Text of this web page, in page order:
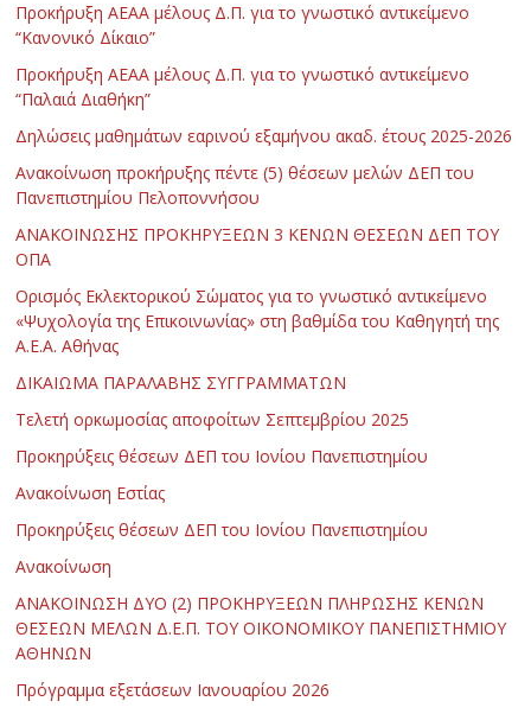
Προκήρυξη ΑΕΑΑ μέλους Δ.Π. για το γνωστικό αντικείμενο
“Κανονικό Δίκαιο”
Προκήρυξη ΑΕΑΑ μέλους Δ.Π. για το γνωστικό αντικείμενο
“Παλαιά Διαθήκη”
Δηλώσεις μαθημάτων εαρινού εξαμήνου ακαδ. έτους 2025-2026
Ανακοίνωση προκήρυξης πέντε (5) θέσεων μελών ΔΕΠ του
Πανεπιστημίου Πελοποννήσου
ΑΝΑΚΟΙΝΩΣΗΣ ΠΡΟΚΗΡΥΞΕΩΝ 3 ΚΕΝΩΝ ΘΕΣΕΩΝ ΔΕΠ ΤΟΥ
ΟΠΑ
Ορισμός Εκλεκτορικού Σώματος για το γνωστικό αντικείμενο
«Ψυχολογία της Επικοινωνίας» στη βαθμίδα του Καθηγητή της
Α.Ε.Α. Αθήνας
ΔΙΚΑΙΩΜΑ ΠΑΡΑΛΑΒΗΣ ΣΥΓΓΡΑΜΜΑΤΩΝ
Τελετή ορκωμοσίας αποφοίτων Σεπτεμβρίου 2025
Προκηρύξεις θέσεων ΔΕΠ του Ιονίου Πανεπιστημίου
Ανακοίνωση Εστίας
Προκηρύξεις θέσεων ΔΕΠ του Ιονίου Πανεπιστημίου
Ανακοίνωση
ΑΝΑΚΟΙΝΩΣΗ ΔΥΟ (2) ΠΡΟΚΗΡΥΞΕΩΝ ΠΛΗΡΩΣΗΣ ΚΕΝΩΝ
ΘΕΣΕΩΝ ΜΕΛΩΝ Δ.Ε.Π. ΤΟΥ ΟΙΚΟΝΟΜΙΚΟΥ ΠΑΝΕΠΙΣΤΗΜΙΟΥ
ΑΘΗΝΩΝ
Πρόγραμμα εξετάσεων Ιανουαρίου 2026